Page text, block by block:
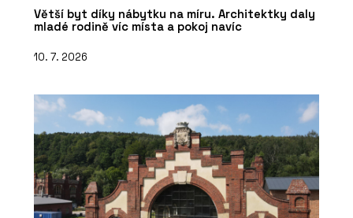
Větší byt díky nábytku na míru. Architektky daly
mladé rodině víc místa a pokoj navíc
10. 7. 2026